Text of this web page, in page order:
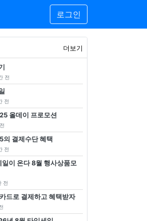
로그인
더보기
전
전
올데이 프로모션
의 결제수단 혜택
전
이 온다 8월 행사상품모
전
드로 결제하고 혜택받자